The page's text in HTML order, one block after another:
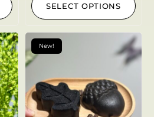
SELECT OPTIONS
New!